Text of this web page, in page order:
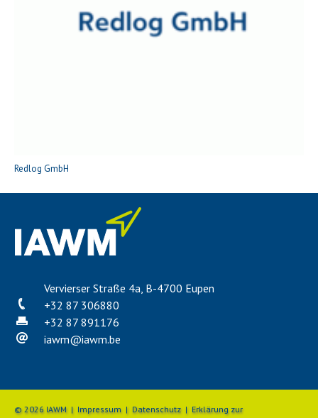
Redlog GmbH
Vervierser Straße 4a, B-4700 Eupen
+32 87 306880
+32 87 891176
iawm@iawm.be
© 2026 IAWM | Impressum| Datenschutz| Erklärung zur